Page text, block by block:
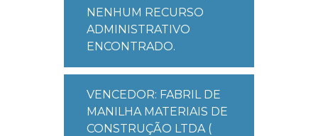
NENHUM RECURSO
ADMINISTRATIVO
ENCONTRADO.
VENCEDOR: FABRIL DE
MANILHA MATERIAIS DE
CONSTRUÇÃO LTDA (